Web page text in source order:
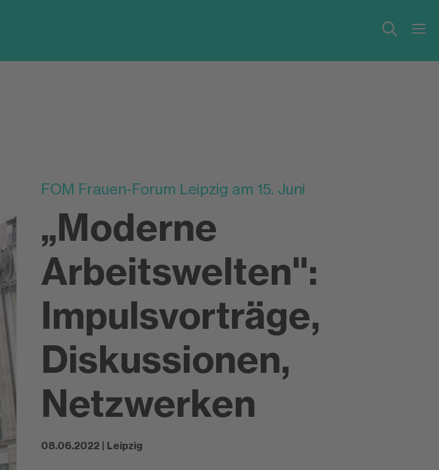
FOM Frauen-Forum Leipzig am 15. Juni
„Moderne
Arbeitswelten":
Impulsvorträge,
Diskussionen,
Netzwerken
08.06.2022 | Leipzig